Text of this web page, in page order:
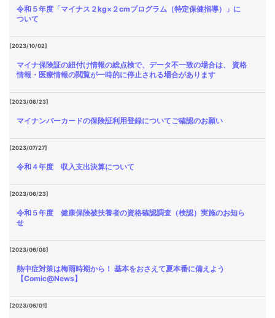
令和５年度「マイナス２kg×２cmプログラム（特定保健指導）」に
ついて
[2023/10/02]
マイナ保険証の紐付け情報の総点検で、データ不一致の場合は、 資格
情報・医療情報の閲覧が一時的に停止される場合があります
[2023/08/23]
マイナンバーカードの保険証利用登録についてご確認のお願い
[2023/07/27]
令和４年度 収入支出決算について
[2023/06/23]
令和５年度 健康保険被扶養者の資格確認調査（検認）実施のお知ら
せ
[2023/06/08]
熱中症対策は梅雨時期から！ 基本をおさえて夏本番に備えよう
【Comic@News】
[2023/06/01]